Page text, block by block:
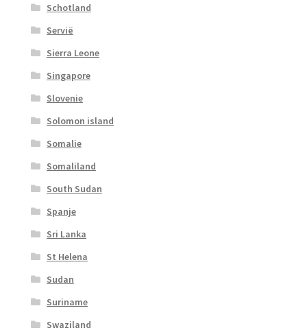
Schotland
Servië
Sierra Leone
Singapore
Slovenie
Solomon island
Somalie
Somaliland
South Sudan
Spanje
Sri Lanka
St Helena
Sudan
Suriname
Swaziland